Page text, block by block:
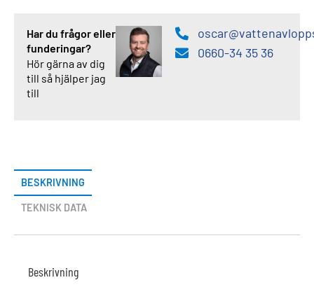
Har du frågor eller
funderingar?
Hör gärna av dig
till så hjälper jag
till
0660-34 35 36
BESKRIVNING
TEKNISK DATA
Beskrivning